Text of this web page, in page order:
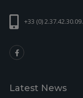
+33 (0) 2.37.42.30.09.
Latest News